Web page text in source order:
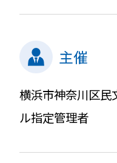
主催
横浜市神奈川区民
ル指定管理者